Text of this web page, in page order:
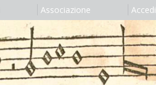
Associazione Accedi